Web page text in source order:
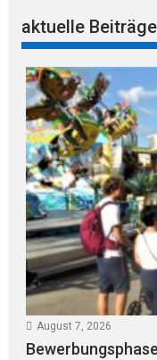
aktuelle Beiträge
August 7, 2026